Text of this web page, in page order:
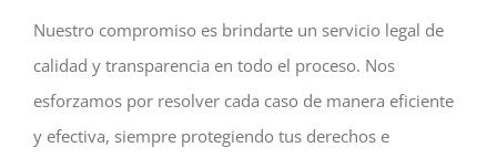
Nuestro compromiso es brindarte un servicio legal de
calidad y transparencia en todo el proceso. Nos
esforzamos por resolver cada caso de manera eficiente
y efectiva, siempre protegiendo tus derechos e